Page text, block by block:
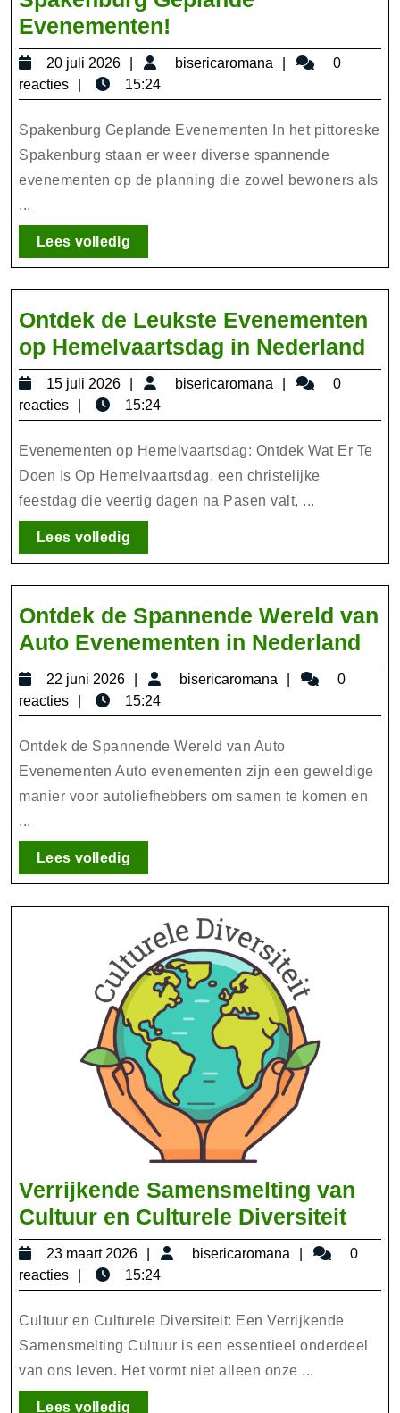
Evenementen!
de
Spannende
Spakenburg
Geplande
Evenementen!
20 juli 2026
20
juli
2026
bisericaromana bisericaromana
0
reacties
15:24
Spakenburg Geplande Evenementen In het pittoreske
Spakenburg staan er weer diverse spannende
evenementen op de planning die zowel bewoners als
...
Lees volledigLees
volledig
Ontdek de Leukste Evenementen
op Hemelvaartsdag in Nederland
de
op
15 juli 2026
15
juli
2026
bisericaromana bisericaromana
0
reacties
15:24
Evenementen op Hemelvaartsdag: Ontdek Wat Er Te
Doen Is Op Hemelvaartsdag, een christelijke
feestdag die veertig dagen na Pasen valt, ...
Lees volledigLees
volledig
Ontdek de Spannende Wereld van
Auto Evenementen in Nederland
de
22 juni 2026
22
juni
2026
bisericaromana bisericaromana
0
reacties
15:24
Ontdek de Spannende Wereld van Auto
Evenementen Auto evenementen zijn een geweldige
manier voor autoliefhebbers om samen te komen en
...
Lees volledigLees
volledig
Verrijkende Samensmelting van
Cultuur en Culturele Diversiteit
23 maart 2026
23
maart
2026
bisericaromana
0
reacties
15:24
Cultuur en Culturele Diversiteit: Een Verrijkende
Samensmelting Cultuur is een essentieel onderdeel
van ons leven. Het vormt niet alleen onze ...
Lees volledigLees